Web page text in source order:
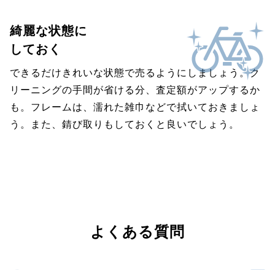
綺麗な状態に
しておく
できるだけきれいな状態で売るようにしましょう。ク
リーニングの手間が省ける分、査定額がアップするか
も。フレームは、濡れた雑巾などで拭いておきましょ
う。また、錆び取りもしておくと良いでしょう。
よくある質問